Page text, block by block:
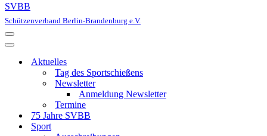
SVBB
Schützenverband Berlin-Brandenburg e.V.
Navigationsmenü
Navigationsmenü
Aktuelles
Tag des Sportschießens
Newsletter
Anmeldung Newsletter
Termine
75 Jahre SVBB
Sport